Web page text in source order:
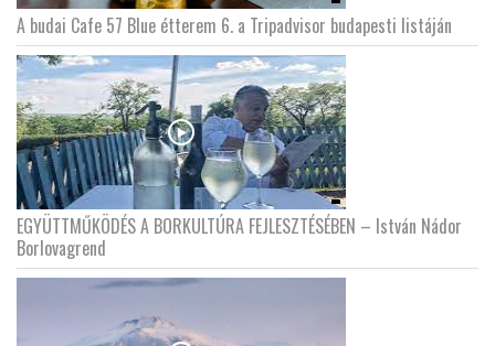
A budai Cafe 57 Blue étterem 6. a Tripadvisor budapesti listáján
EGYÜTTMŰKÖDÉS A BORKULTÚRA FEJLESZTÉSÉBEN – István Nádor
Borlovagrend